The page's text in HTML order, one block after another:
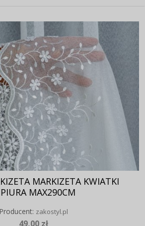
MARKIZETA KWIATKI
MAX290CM
Producent: zakostyl.pl
49,00 zł